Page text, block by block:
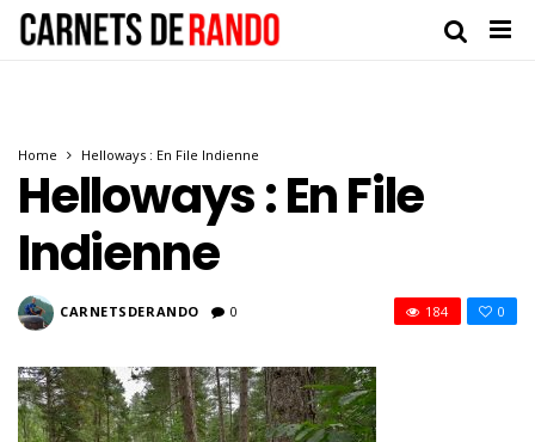
Home Helloways : En File Indienne
Helloways : En File
Indienne
CARNETSDERANDO 0 0
184